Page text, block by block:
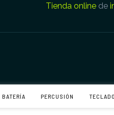
Tienda onlinede
BATERÍA PERCUSIÓN TECLADO